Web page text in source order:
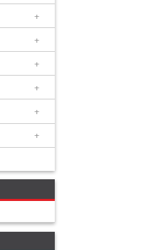
+
+
+
+
+
+